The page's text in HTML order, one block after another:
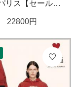
アミ パリス【セール】ストラクチャード ショートコート★関税込み
22800円